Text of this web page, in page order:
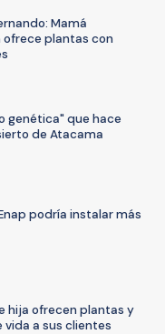
Mamá
plantas con
genética" que hace
de Atacama
podría instalar más
hija ofrecen plantas y
vida a sus clientes